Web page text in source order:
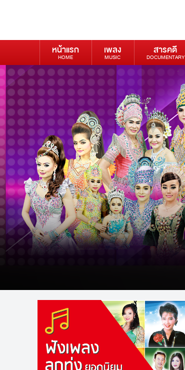
หน้าแรก
HOME
เพลง
MUSIC
สารคดี
DOCUMENTARY